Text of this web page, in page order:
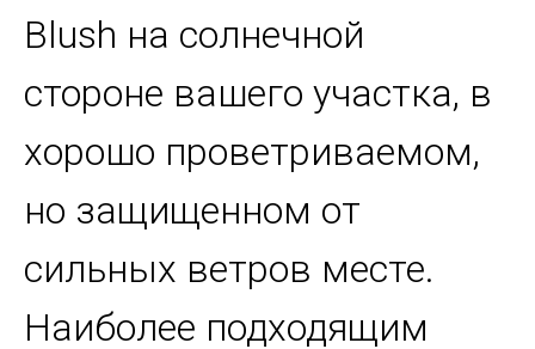
Blush на солнечной
стороне вашего участка, в
хорошо проветриваемом,
но защищенном от
сильных ветров месте.
Наиболее подходящим